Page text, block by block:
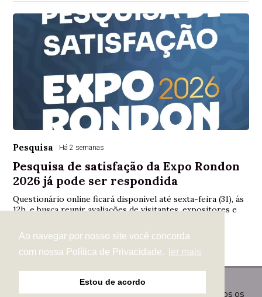
Ao navegar por nosso site você concorda
com nossa Política de Privacidade.
ler mais
Estou de acordo
Pesquisa Há 2 semanas
Pesquisa de satisfação da Expo Rondon
2026 já pode ser respondida
Questionário online ficará disponível até sexta-feira (31), às
12h, e busca reunir avaliações de visitantes, expositores e
© Copyright 2026 - Revistas Especiais Digital - Todos os